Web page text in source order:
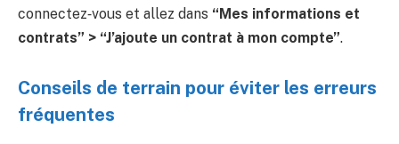
connectez‑vous et allez dans “Mes informations et
contrats” > “J’ajoute un contrat à mon compte”.
Conseils de terrain pour éviter les erreurs
fréquentes